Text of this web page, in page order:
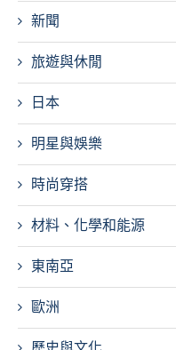
新聞
旅遊與休閒
日本
明星與娛樂
時尚穿搭
材料、化學和能源
東南亞
歐洲